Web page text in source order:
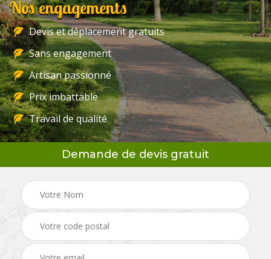
Nos engagements
Devis et déplacement gratuits
Sans engagement
Artisan passionné
Prix imbattable
Travail de qualité
Demande de devis gratuit